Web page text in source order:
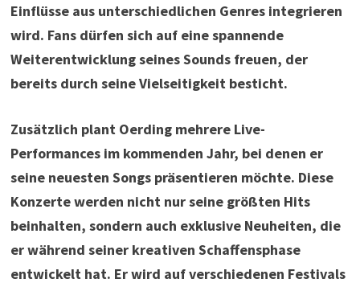
Einflüsse aus unterschiedlichen Genres integrieren
wird. Fans dürfen sich auf eine spannende
Weiterentwicklung seines Sounds freuen, der
bereits durch seine Vielseitigkeit besticht.
Zusätzlich plant Oerding mehrere Live-
Performances im kommenden Jahr, bei denen er
seine neuesten Songs präsentieren möchte. Diese
Konzerte werden nicht nur seine größten Hits
beinhalten, sondern auch exklusive Neuheiten, die
er während seiner kreativen Schaffensphase
entwickelt hat. Er wird auf verschiedenen Festivals